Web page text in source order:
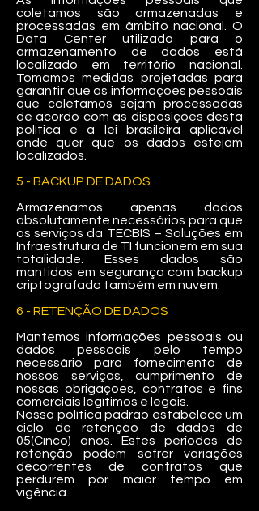
coletamos são armazenadas e
processadas em âmbito nacional. O
Data Center utilizado para o
armazenamento de dados está
localizado em território nacional.
Tomamos medidas projetadas para
garantir que as informações pessoais
que coletamos sejam processadas
de acordo com as disposições desta
política e a lei brasileira aplicável
onde quer que os dados estejam
localizados.
5 - BACKUP DE DADOS
Armazenamos apenas dados
absolutamente necessários para que
os serviços da TECBIS – Soluções em
Infraestrutura de TI funcionem em sua
totalidade. Esses dados são
mantidos em segurança com backup
criptografado também em nuvem.
6 - RETENÇÃO DE DADOS
Mantemos informações pessoais ou
dados pessoais pelo tempo
necessário para fornecimento de
nossos serviços, cumprimento de
nossas obrigações, contratos e fins
comerciais legítimos e legais.
Nossa política padrão estabelece um
ciclo de retenção de dados de
05(Cinco) anos. Estes períodos de
retenção podem sofrer variações
decorrentes de contratos que
perdurem por maior tempo em
vigência.